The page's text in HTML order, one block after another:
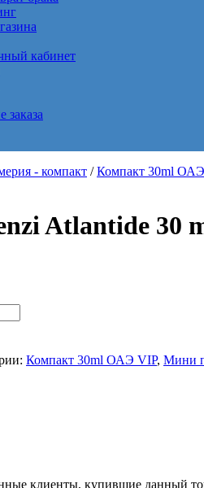
кабинет
заказа
- компакт /Компакт 30ml
Atlantide 30
Компакт 30ml ОАЭ VIP, Мини
клиенты, купившие данный